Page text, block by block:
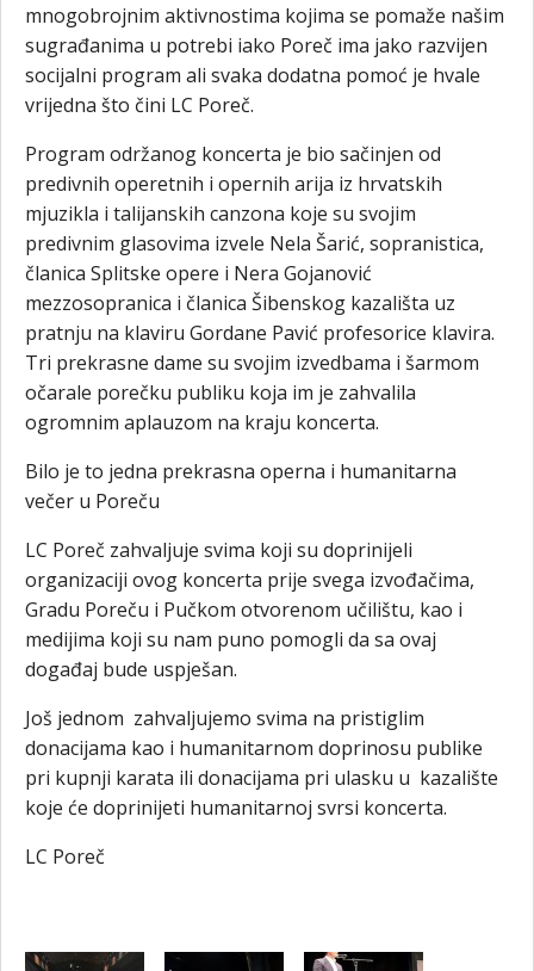
mnogobrojnim aktivnostima kojima se pomaže našim
sugrađanima u potrebi iako Poreč ima jako razvijen
socijalni program ali svaka dodatna pomoć je hvale
vrijedna što čini LC Poreč.
Program održanog koncerta je bio sačinjen od
predivnih operetnih i opernih arija iz hrvatskih
mjuzikla i talijanskih canzona koje su svojim
predivnim glasovima izvele Nela Šarić, sopranistica,
članica Splitske opere i Nera Gojanović
mezzosopranica i članica Šibenskog kazališta uz
pratnju na klaviru Gordane Pavić profesorice klavira.
Tri prekrasne dame su svojim izvedbama i šarmom
očarale porečku publiku koja im je zahvalila
ogromnim aplauzom na kraju koncerta.
Bilo je to jedna prekrasna operna i humanitarna
večer u Poreču
LC Poreč zahvaljuje svima koji su doprinijeli
organizaciji ovog koncerta prije svega izvođačima,
Gradu Poreču i Pučkom otvorenom učilištu, kao i
medijima koji su nam puno pomogli da sa ovaj
događaj bude uspješan.
Još jednom zahvaljujemo svima na pristiglim
donacijama kao i humanitarnom doprinosu publike
pri kupnji karata ili donacijama pri ulasku u kazalište
koje će doprinijeti humanitarnoj svrsi koncerta.
LC Poreč